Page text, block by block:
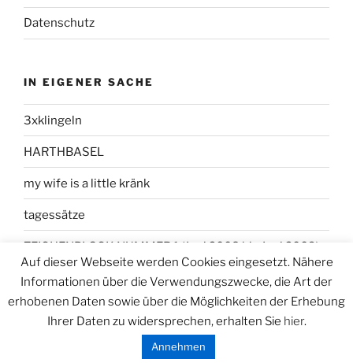
Datenschutz
IN EIGENER SACHE
3xklingeln
HARTHBASEL
my wife is a little kränk
tagessätze
ZEICHENBLOCK NUMMER 1 (Juni 2008 bis Juni 2009)
Datenschutzerklärung Stolz präsentiert von WordPress
Auf dieser Webseite werden Cookies eingesetzt. Nähere
Informationen über die Verwendungszwecke, die Art der
erhobenen Daten sowie über die Möglichkeiten der Erhebung
Ihrer Daten zu widersprechen, erhalten Sie hier.
Annehmen